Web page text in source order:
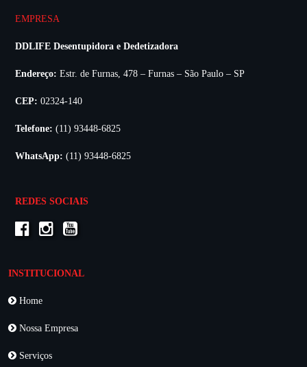
EMPRESA
DDLIFE Desentupidora e Dedetizadora
Endereço: Estr. de Furnas, 478 – Furnas – São Paulo – SP
CEP: 02324-140
Telefone: (11) 93448-6825
WhatsApp: (11) 93448-6825
REDES SOCIAIS
INSTITUCIONAL
Home
Nossa Empresa
Serviços